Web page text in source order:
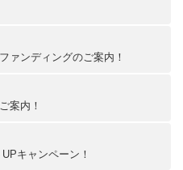
ァンディングのご案内！
案内！
キャンペーン！